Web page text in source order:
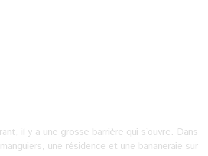
il y a une grosse barrière qui s’ouvre. Dans
une résidence et une bananeraie sur